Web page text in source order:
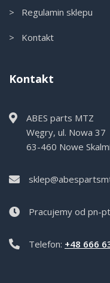
> Regulamin sklepu
> Kontakt
Kontakt
ABES parts MTZ
Węgry, ul. Nowa 37
63-460 Nowe
Pracujemy od pn-
Telefon: +48 666